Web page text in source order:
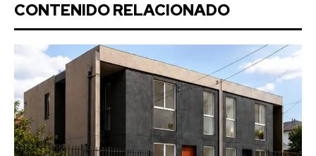
CONTENIDO RELACIONADO